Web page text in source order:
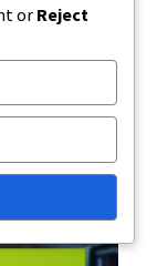
joueurs
du
or Reject